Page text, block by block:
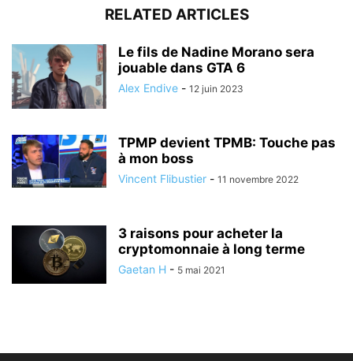
RELATED ARTICLES
Le fils de Nadine Morano sera
jouable dans GTA 6
Alex Endive - 12 juin 2023
TPMP devient TPMB: Touche pas
à mon boss
Vincent Flibustier - 11 novembre 2022
3 raisons pour acheter la
cryptomonnaie à long terme
Gaetan H - 5 mai 2021